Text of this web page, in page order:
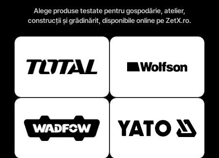
Alege produse testate pentru gospodărie, atelier,
construcții și grădinărit, disponibile online pe ZetX.ro.